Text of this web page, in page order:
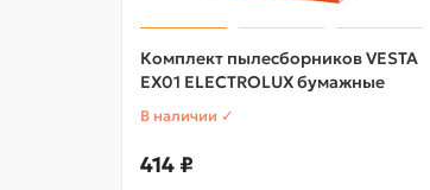
Комплект пылесборников VESTA
EX01 ELECTROLUX бумажные
В наличии ✓
414 ₽